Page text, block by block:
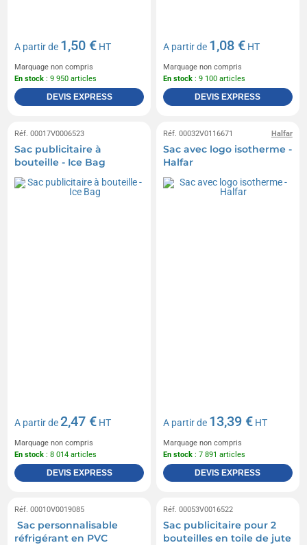
A partir de 1,50 € HT
Marquage non compris
En stock : 9 950 articles
DEVIS EXPRESS
A partir de 1,08 € HT
Marquage non compris
En stock : 9 100 articles
DEVIS EXPRESS
Réf. 00017V0006523
Sac publicitaire à
bouteille - Ice Bag
A partir de2,47 € HT
Marquage non compris
En stock : 8 014 articles
DEVIS EXPRESS
Halfar
Réf. 00032V0116671
Sac avec logo isotherme -
Halfar
A partir de 13,39 € HT
Marquage non compris
En stock : 7 891 articles
DEVIS EXPRESS
Réf. 00010V0019085
Sac personnalisable
réfrigérant en PVC
Réf. 00053V0016522
Sac publicitaire pour 2
bouteilles en toile de jute